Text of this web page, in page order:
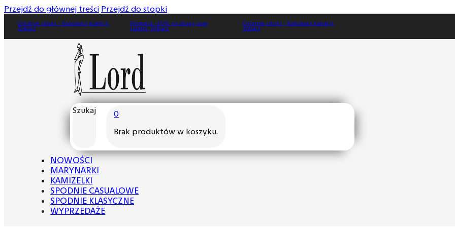
Przejdź do głównej treści Przejdź do stopki
- Końcówka kolekcji. Promocja -30% na drugą parę
spodni. Zobacz
Ostatnie sztuki - Końcówka kolekcji.
Zobacz
Promocja -30% na drugą parę
spodni. Zobacz
Szukaj
0
Brak produktów w koszyku.
NOWOŚCI
MARYNARKI
KAMIZELKI
SPODNIE CASUALOWE
SPODNIE KLASYCZNE
WYPRZEDAŻE